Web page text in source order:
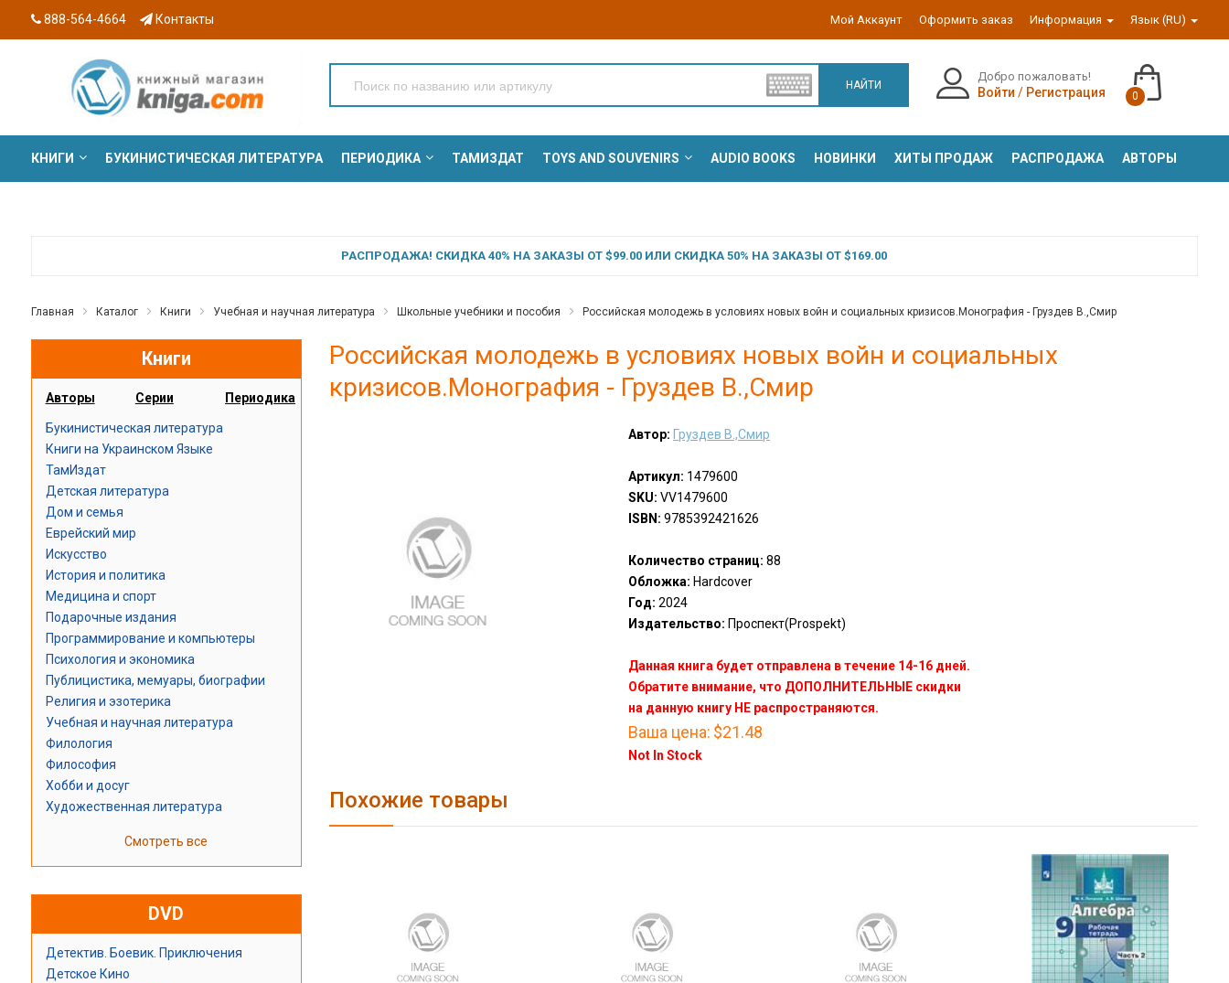
888-564-4664 Контакты Мой Аккаунт Оформить заказ Информация Язык (RU)
НАЙТИ
Добро пожаловать!
Войти / Регистрация 0
КНИГИ БУКИНИСТИЧЕСКАЯ ЛИТЕРАТУРА ПЕРИОДИКА ТАМИЗДАТ TOYS AND SOUVENIRS AUDIO BOOKS НОВИНКИ ХИТЫ ПРОДАЖ РАСПРОДАЖА АВТОРЫ
РАСПРОДАЖА! СКИДКА 40% НА ЗАКАЗЫ ОТ $99.00 ИЛИ СКИДКА 50% НА ЗАКАЗЫ ОТ $169.00
Главная Каталог Книги Учебная и научная литература Школьные учебники и пособия Российская молодежь в условиях новых войн и социальных кризисов.Монография - Груздев В.,Смир
Книги
Авторы Серии Периодика
Букинистическая литература
Книги на Украинском Языке
ТамИздат
Детская литература
Дом и семья
Еврейский мир
Искусство
История и политика
Медицина и спорт
Подарочные издания
Программирование и компьютеры
Психология и экономика
Публицистика, мемуары, биографии
Религия и эзотерика
Учебная и научная литература
Филология
Философия
Хобби и досуг
Художественная литература
Смотреть все
DVD
Детектив. Боевик. Приключения
Детское Кино
Российская молодежь в условиях новых войн и социальных
кризисов.Монография - Груздев В.,Смир
Автор: Груздев В.,Смир
Артикул: 1479600
SKU: VV1479600
ISBN: 9785392421626
Количество страниц: 88
Обложка: Hardcover
Год: 2024
Издательство: Проспект(Prospekt)
Данная книга будет отправлена в течение 14-16 дней.
Обратите внимание, что ДОПОЛНИТЕЛЬНЫЕ скидки
на данную книгу НЕ распространяются.
Ваша цена: $21.48
Not In Stock
Похожие товары